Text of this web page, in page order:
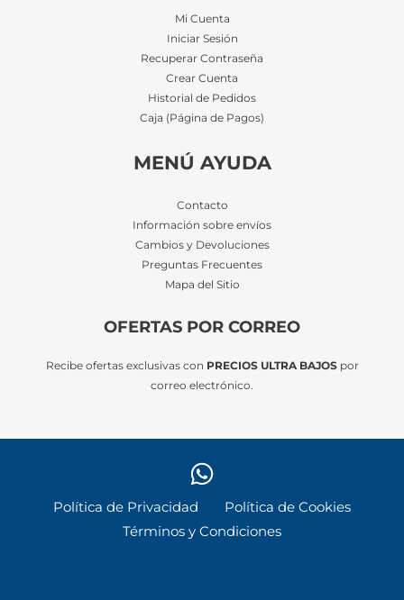
Mi Cuenta
Iniciar Sesión
Recuperar Contraseña
Crear Cuenta
Historial de Pedidos
Caja (Página de Pagos)
MENÚ AYUDA
Contacto
Información sobre envíos
Cambios y Devoluciones
Preguntas Frecuentes
Mapa del Sitio
OFERTAS POR CORREO
Recibe ofertas exclusivas con PRECIOS ULTRA BAJOSpor
correo electrónico.
Política de Privacidad
Política de Cookies
Términos y Condiciones